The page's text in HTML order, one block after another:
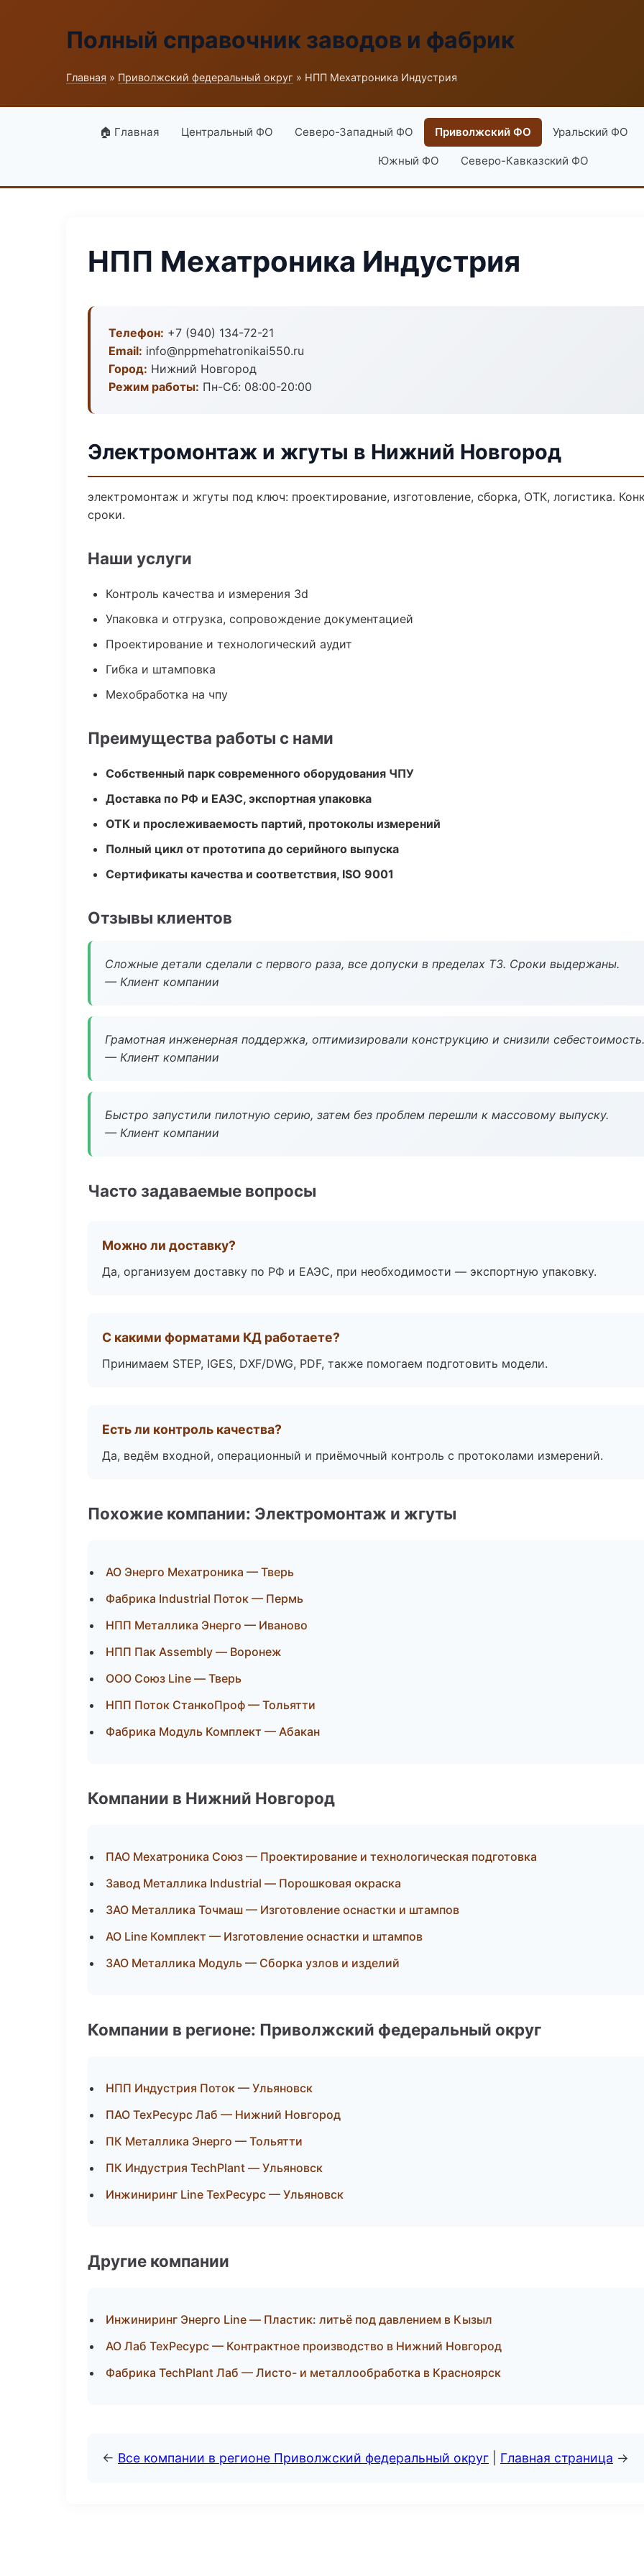
Полный справочник заводов и фабрик
Главная » Приволжский федеральный округ » НПП Мехатроника Индустрия
🏠 Главная Центральный ФО Северо-Западный ФО Приволжский ФО Уральский ФО
Южный ФО Северо-Кавказский ФО
НПП Мехатроника Индустрия
Телефон: +7 (940) 134-72-21
Email: info@nppmehatronikai550.ru
Город: Нижний Новгород
Режим работы: Пн-Сб: 08:00-20:00
Электромонтаж и жгуты в Нижний Новгород
электромонтаж и жгуты под ключ: проектирование, изготовление, сборка, ОТК, логистика.
сроки.
Наши услуги
Контроль качества и измерения 3d
Упаковка и отгрузка, сопровождение документацией
Проектирование и технологический аудит
Гибка и штамповка
Мехобработка на чпу
Преимущества работы с нами
Собственный парк современного оборудования ЧПУ
Доставка по РФ и ЕАЭС, экспортная упаковка
ОТК и прослеживаемость партий, протоколы измерений
Полный цикл от прототипа до серийного выпуска
Сертификаты качества и соответствия, ISO 9001
Отзывы клиентов
Сложные детали сделали с первого раза, все допуски в пределах ТЗ. Сроки выдержаны.
— Клиент компании
Грамотная инженерная поддержка, оптимизировали конструкцию и снизили себестоимость.
— Клиент компании
Быстро запустили пилотную серию, затем без проблем перешли к массовому выпуску.
— Клиент компании
Часто задаваемые вопросы
Можно ли доставку?
Да, организуем доставку по РФ и ЕАЭС, при необходимости — экспортную упаковку.
С какими форматами КД работаете?
Принимаем STEP, IGES, DXF/DWG, PDF, также помогаем подготовить модели.
Есть ли контроль качества?
Да, ведём входной, операционный и приёмочный контроль с протоколами измерений.
Похожие компании: Электромонтаж и жгуты
АО Энерго Мехатроника — Тверь
Фабрика Industrial Поток — Пермь
НПП Металлика Энерго — Иваново
НПП Пак Assembly — Воронеж
ООО Союз Line — Тверь
НПП Поток СтанкоПроф — Тольятти
Фабрика Модуль Комплект — Абакан
Компании в Нижний Новгород
ПАО Мехатроника Союз — Проектирование и технологическая подготовка
Завод Металлика Industrial — Порошковая окраска
ЗАО Металлика Точмаш — Изготовление оснастки и штампов
АО Line Комплект — Изготовление оснастки и штампов
ЗАО Металлика Модуль — Сборка узлов и изделий
Компании в регионе: Приволжский федеральный округ
НПП Индустрия Поток — Ульяновск
ПАО ТехРесурс Лаб — Нижний Новгород
ПК Металлика Энерго — Тольятти
ПК Индустрия TechPlant — Ульяновск
Инжиниринг Line ТехРесурс — Ульяновск
Другие компании
Инжиниринг Энерго Line — Пластик: литьё под давлением в Кызыл
АО Лаб ТехРесурс — Контрактное производство в Нижний Новгород
Фабрика TechPlant Лаб — Листо- и металлообработка в Красноярск
← Все компании в регионе Приволжский федеральный округ Главная страница →